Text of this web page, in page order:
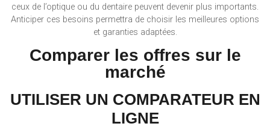
ceux de l’optique ou du dentaire peuvent devenir plus importants.
Anticiper ces besoins permettra de choisir les meilleures options
et garanties adaptées.
Comparer les offres sur le
marché
UTILISER UN COMPARATEUR EN
LIGNE